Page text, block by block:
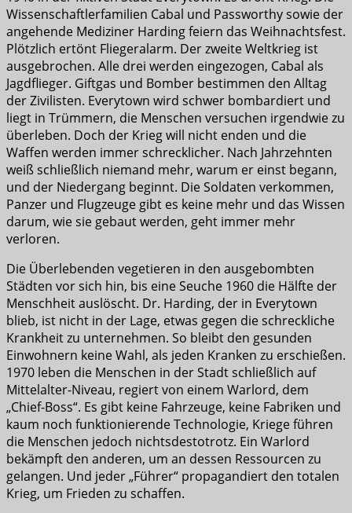
Wissenschaftlerfamilien Cabal und Passworthy sowie der
angehende Mediziner Harding feiern das Weihnachtsfest.
Plötzlich ertönt Fliegeralarm. Der zweite Weltkrieg ist
ausgebrochen. Alle drei werden eingezogen, Cabal als
Jagdflieger. Giftgas und Bomber bestimmen den Alltag
der Zivilisten. Everytown wird schwer bombardiert und
liegt in Trümmern, die Menschen versuchen irgendwie zu
überleben. Doch der Krieg will nicht enden und die
Waffen werden immer schrecklicher. Nach Jahrzehnten
weiß schließlich niemand mehr, warum er einst begann,
und der Niedergang beginnt. Die Soldaten verkommen,
Panzer und Flugzeuge gibt es keine mehr und das Wissen
darum, wie sie gebaut werden, geht immer mehr
verloren.
Die Überlebenden vegetieren in den ausgebombten
Städten vor sich hin, bis eine Seuche 1960 die Hälfte der
Menschheit auslöscht. Dr. Harding, der in Everytown
blieb, ist nicht in der Lage, etwas gegen die schreckliche
Krankheit zu unternehmen. So bleibt den gesunden
Einwohnern keine Wahl, als jeden Kranken zu erschießen.
1970 leben die Menschen in der Stadt schließlich auf
Mittelalter-Niveau, regiert von einem Warlord, dem
„Chief-Boss“. Es gibt keine Fahrzeuge, keine Fabriken und
kaum noch funktionierende Technologie, Kriege führen
die Menschen jedoch nichtsdestotrotz. Ein Warlord
bekämpft den anderen, um an dessen Ressourcen zu
gelangen. Und jeder „Führer“ propagandiert den totalen
Krieg, um Frieden zu schaffen.